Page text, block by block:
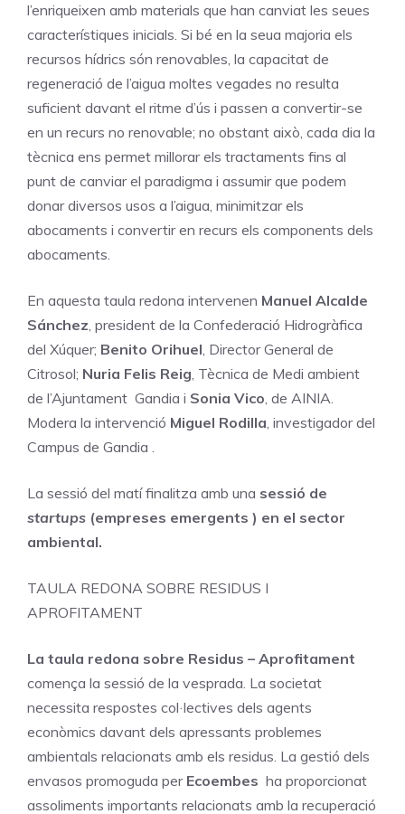
l’enriqueixen amb materials que han canviat les seues
característiques inicials. Si bé en la seua majoria els
recursos hídrics són renovables, la capacitat de
regeneració de l’aigua moltes vegades no resulta
suficient davant el ritme d’ús i passen a convertir-se
en un recurs no renovable; no obstant això, cada dia la
tècnica ens permet millorar els tractaments fins al
punt de canviar el paradigma i assumir que podem
donar diversos usos a l’aigua, minimitzar els
abocaments i convertir en recurs els components dels
abocaments.
En aquesta taula redona intervenen Manuel Alcalde
Sánchez, president de la Confederació Hidrogràfica
del Xúquer; Benito Orihuel, Director General de
Citrosol; Nuria Felis Reig, Tècnica de Medi ambient
de l’Ajuntament Gandia i Sonia Vico, de AINIA.
Modera la intervenció Miguel Rodilla, investigador del
Campus de Gandia .
La sessió del matí finalitza amb una sessió de
startups (empreses emergents ) en el sector
ambiental.
TAULA REDONA SOBRE RESIDUS I
APROFITAMENT
La taula redona sobre Residus – Aprofitament
comença la sessió de la vesprada. La societat
necessita respostes col·lectives dels agents
econòmics davant dels apressants problemes
ambientals relacionats amb els residus. La gestió dels
envasos promoguda per Ecoembes ha proporcionat
assoliments importants relacionats amb la recuperació